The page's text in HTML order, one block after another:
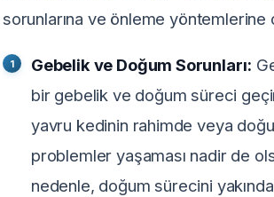
sorunlarına ve önleme yöntemlerine
Gebelik ve Doğum Sorunları:
bir gebelik ve doğum süreci
yavru kedinin rahimde veya
problemler yaşaması nadir de
nedenle, doğum sürecini